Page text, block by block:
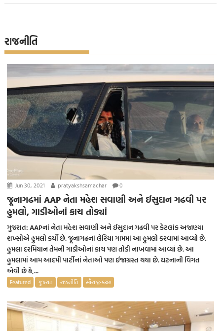
રાજનીતિ
Jun 30, 2021 pratyakshsamachar 0
જૂનાગઢમાં AAP નેતા મહેશ સવાણી અને ઈસુદાન ગઢવી પર
હુમલો, ગાડીઓનાં કાચ તોડ્યાં
ગુજરાત: AAPનાં નેતા મહેશ સવાણી અને ઈસુદાન ગઢવી પર કેટલાંક અજાણ્યા
શખ્સોએ હુમલો કર્યો છે. જૂનાગઢનાં લેરિયા ગામમાં આ હુમલો કરવામાં આવ્યો છે.
હુમલા દરમિયાન તેમની ગાડીઓનાં કાચ પણ તોડી નાખવામાં આવ્યાં છે. આ
હુમલામાં આમ આદમી પાર્ટીનાં નેતાઓ પણ ઈજાગ્રસ્ત થયા છે. ઘટનાની વિગત
એવી છે કે,...
Featured ગુજરાત રાજનીતિ સૌરાષ્ટ્ર-કચ્છ